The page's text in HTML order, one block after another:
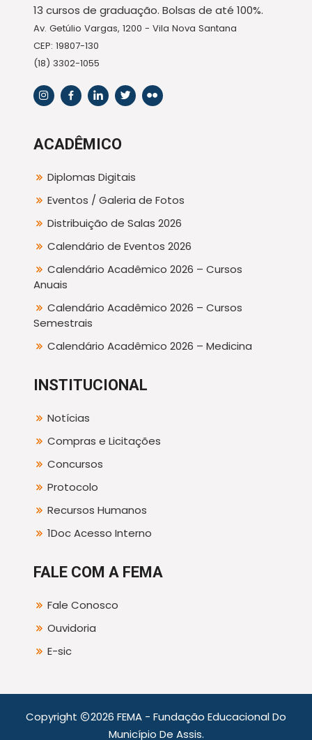
13 cursos de graduação. Bolsas de até 100%.
Av. Getúlio Vargas, 1200 - Vila Nova Santana
CEP: 19807-130
(18) 3302-1055
ACADÊMICO
Diplomas Digitais
Eventos / Galeria de Fotos
Distribuição de Salas 2026
Calendário de Eventos 2026
Calendário Acadêmico 2026 – Cursos
Anuais
Calendário Acadêmico 2026 – Cursos
Semestrais
Calendário Acadêmico 2026 – Medicina
INSTITUCIONAL
Notícias
Compras e Licitações
Concursos
Protocolo
Recursos Humanos
1Doc Acesso Interno
FALE COM A FEMA
Fale Conosco
Ouvidoria
E-sic
Copyright
2026 FEMA - Fundação Educacional Do
Município De Assis.